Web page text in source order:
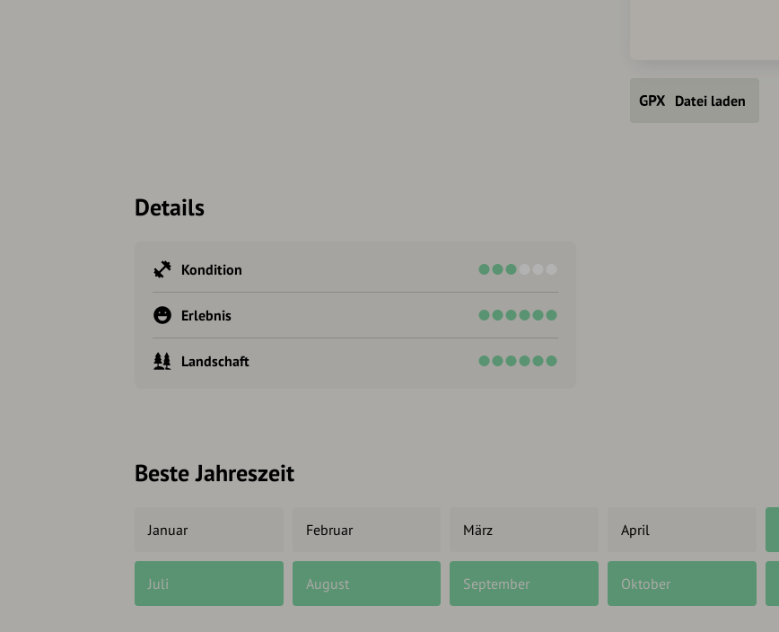
Datei laden
Details
Kondition
Erlebnis
Landschaft
Beste Jahreszeit
Januar Februar März April
Juli August September Oktober